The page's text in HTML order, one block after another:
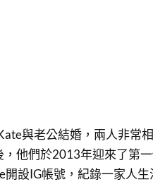
與老公結婚，兩人非常
他們於2013年迎來了第一
開設IG帳號，紀錄一家人生